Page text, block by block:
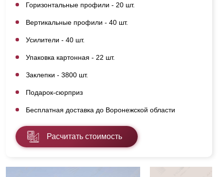
Горизонтальные профили - 20 шт.
Вертикальные профили - 40 шт.
Усилители - 40 шт.
Упаковка картонная - 22 шт.
Заклепки - 3800 шт.
Подарок-сюрприз
Бесплатная доставка до Воронежской области
Расчитать стоимость